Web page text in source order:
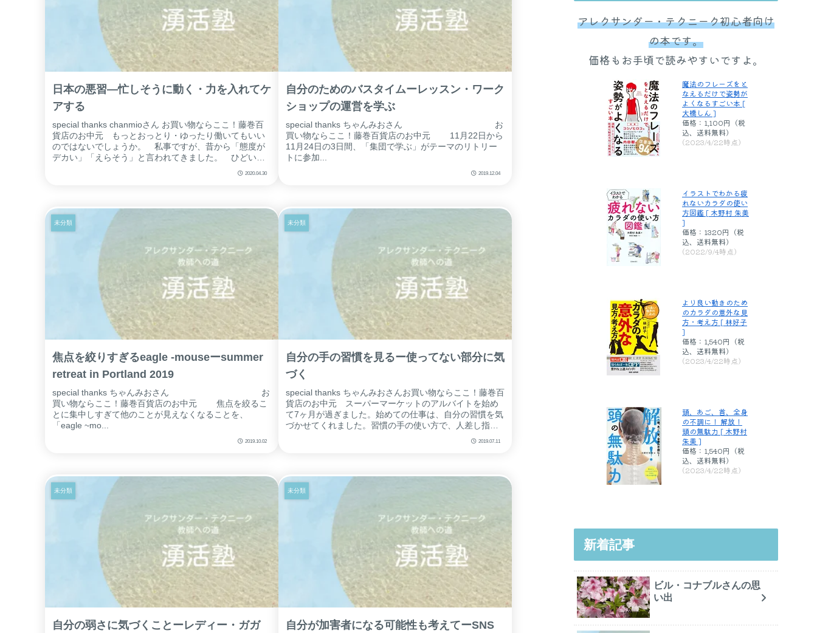
日本の悪習―忙しそうに動く・力を入れてケ
アする
special thanks chanmioさん お買い物ならここ！藤巻百
貨店のお中元 もっとおっとり・ゆったり働いてもいい
のではないでしょうか。 私事ですが、昔から「態度が
デカい」「えらそう」と言われてきました。 ひどい時
2020.04.30
自分のためのバスタイムーレッスン・ワーク
ショップの運営を学ぶ
special thanks ちゃんみおさん お
買い物ならここ！藤巻百貨店のお中元 11月22日から
11月24日の3日間、「集団で学ぶ」がテーマのリトリー
トに参加...
2019.12.04
未分類
焦点を絞りすぎるeagle -mouseーsummer
retreat in Portland 2019
special thanks ちゃんみおさん お
買い物ならここ！藤巻百貨店のお中元 焦点を絞るこ
とに集中しすぎて他のことが見えなくなることを、
「eagle ~mo...
2019.10.02
未分類
自分の手の習慣を見るー使ってない部分に気
づく
special thanks ちゃんみおさんお買い物ならここ！藤巻百
貨店のお中元 スーパーマーケットのアルバイトを始め
て7ヶ月が過ぎました。始めての仕事は、自分の習慣を気
づかせてくれました。習慣の手の使い方で、人差し指の
2019.07.11
未分類
自分の弱さに気づくことーレディー・ガガ
未分類
自分が加害者になる可能性も考えてーSNS
アレクサンダー・テクニーク初心者向け
の本です。
価格もお手頃で読みやすいですよ。
魔法のフレーズをと
なえるだけで姿勢が
よくなるすごい本 [
大橋しん ]
価格：1,100円（税
込、送料無料)
(2023/4/22時点)
イラストでわかる疲
れないカラダの使い
方図鑑 [ 木野村 朱美
]
価格：1320円（税
込、送料無料)
(2022/9/4時点)
より良い動きのため
のカラダの意外な見
方・考え方 [ 林好子
]
価格：1,540円（税
込、送料無料)
(2023/4/22時点)
頭、あご、首、全身
の不調に！ 解放！
頭の無駄力 [ 木野村
朱美 ]
価格：1,540円（税
込、送料無料)
(2023/4/22時点)
新着記事
ビル・コナブルさんの思
い出